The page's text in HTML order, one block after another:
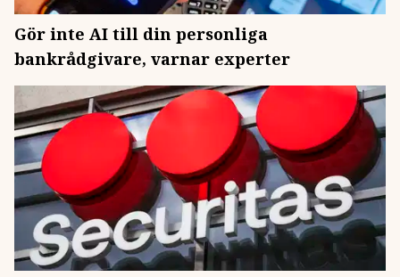
Gör inte AI till din personliga
bankrådgivare, varnar experter